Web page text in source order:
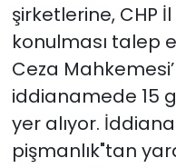
şirketlerine, CHP
konulması talep
Ceza
iddianamede 15
yer alıyor.
pişmanlık"tan